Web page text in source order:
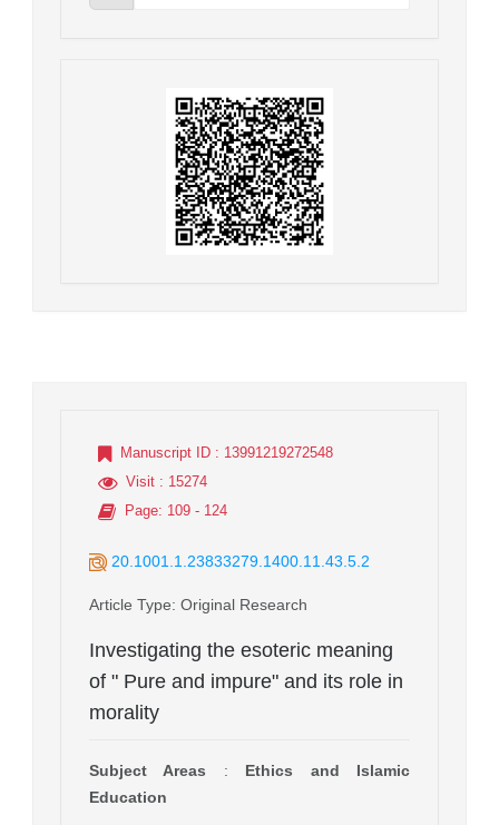
Manuscript ID : 13991219272548
Visit : 15274
Page: 109 - 124
20.1001.1.23833279.1400.11.43.5.2
Article Type: Original Research
Investigating the esoteric meaning
of " Pure and impure" and its role in
morality
Subject Areas : Ethics and Islamic
Education